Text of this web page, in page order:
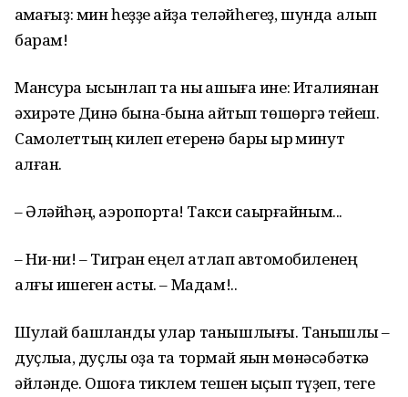
ҡаҡмағыҙ: мин һеҙҙе ҡайҙа теләйһегеҙ, шунда алып
барам!
Мансура ысынлап та ныҡ ашыға ине: Италиянан
әхирәте Динә бына-бына ҡайтып төшөргә тейеш.
Самолеттың килеп етеренә бары ҡырҡ минут
ҡалған.
– Әләйһәң, аэропортҡа! Такси саҡырғайным...
– Ни-ни! – Тигран еңел атлап автомобиленең
алғы ишеген асты. – Мадам!..
Шулай башланды улар танышлығы. Танышлыҡ –
дуҫлыҡҡа, дуҫлыҡ оҙаҡ та тормай яҡын мөнәсәбәткә
әйләнде. Ошоға тиклем тешен ҡыҫып түҙеп, теге